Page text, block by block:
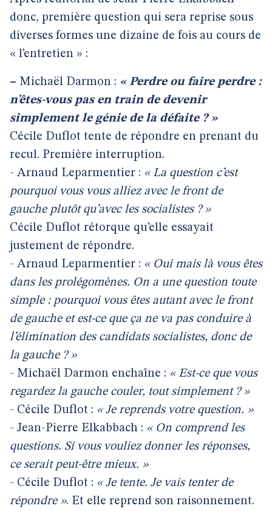
donc, première question qui sera reprise sous
diverses formes une dizaine de fois au cours de
« l’entretien » :
– Michaël Darmon : « Perdre ou faire perdre :
n’êtes-vous pas en train de devenir
simplement le génie de la défaite ? »
Cécile Duflot tente de répondre en prenant du
recul. Première interruption.
- Arnaud Leparmentier : « La question c’est
pourquoi vous vous alliez avec le front de
gauche plutôt qu’avec les socialistes ? »
Cécile Duflot rétorque qu’elle essayait
justement de répondre.
- Arnaud Leparmentier : « Oui mais là vous êtes
dans les prolégomènes. On a une question toute
simple : pourquoi vous êtes autant avec le front
de gauche et est-ce que ça ne va pas conduire à
l’élimination des candidats socialistes, donc de
la gauche ? »
- Michaël Darmon enchaîne : « Est-ce que vous
regardez la gauche couler, tout simplement ? »
- Cécile Duflot : « Je reprends votre question. »
- Jean-Pierre Elkabbach : « On comprend les
questions. Si vous vouliez donner les réponses,
ce serait peut-être mieux. »
- Cécile Duflot : « Je tente. Je vais tenter de
répondre ». Et elle reprend son raisonnement.